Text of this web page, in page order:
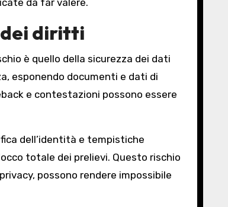
da far valere.
dei diritti
è quello della sicurezza dei dati
esponendo documenti e dati di
e contestazioni possono essere
dell’identità e tempistiche
totale dei prelievi. Questo rischio
possono rendere impossibile